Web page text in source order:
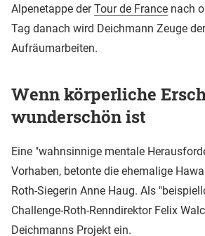
Alpenetappe derTour de France nach
Tag danach wird Deichmann Zeuge
Aufräumarbeiten.
Wenn körperliche
wunderschön ist
Eine "wahnsinnige mentale
Vorhaben, betonte die ehemalige
Roth-Siegerin Anne Haug. Als
Challenge-Roth-Renndirektor Felix
Deichmanns Projekt ein.